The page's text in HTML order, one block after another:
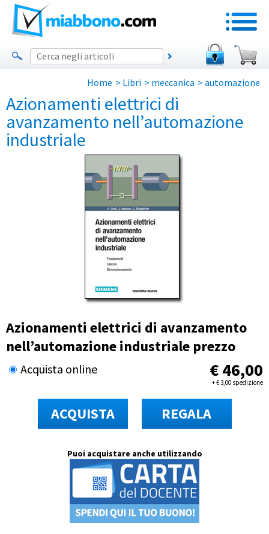
Home > Libri > meccanica > automazione
Azionamenti elettrici di
avanzamento nell’automazione
industriale
Azionamenti elettrici di avanzamento
nell’automazione industriale prezzo
Acquista online €46,00
+€3,00 spedizione
ACQUISTA REGALA
Puoi acquistare anche utilizzando